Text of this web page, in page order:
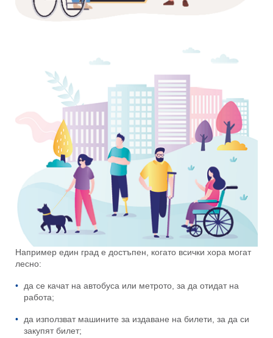
Например един град е достъпен, когато всички хора могат
лесно:
да се качат на автобуса или метрото, за да отидат на
работа;
да използват машините за издаване на билети, за да си
закупят билет;